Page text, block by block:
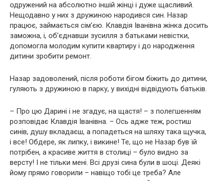
одружений на абсолютно іншій жінці і дуже щасливий.
Нещодавно у них з дружиною народився син. Назар
працює, займається сім’єю. Клавдія Іванівна жінка досить
заможна, і, об’єднавши зусилля з батьками невістки,
допомогла молодим купити квартиру і до народження
дитини зробити ремонт.
Назар задоволений, після роботи бігом біжить до дитини,
гуляють з дружиною в парку, у вихідні відвідують батьків.
– Про цю Дарині і не згадує, на щастя! – з полегшенням
розповідає Клавдія Іванівна. – Ось адже теж, ростиш
синів, душу вкладаєш, а попадеться на шляху така щучка,
і все! Обдере, як липку, і викине! Те, що не Назар був їй
потрібен, а красиве життя в столиці – було видно за
версту! І не тільки мені. Всі друзі сина були в шоці. Деякі
йому прямо говорили – навіщо тобі це треба? Але